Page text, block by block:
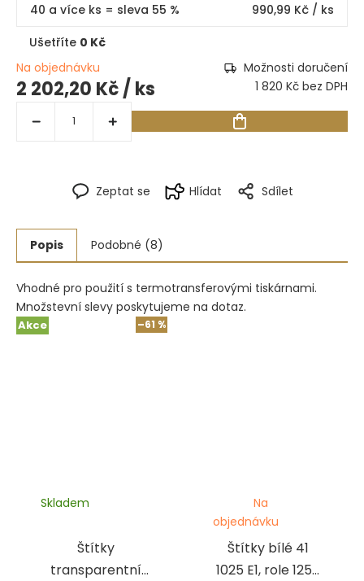
40 a více ks = sleva 55 %
990,99 Kč / ks
Ušetříte 0 Kč
Zeptat se Hlídat Sdílet
Na objednávku Možnosti doručení
2 202,20 Kč/ ks 1 820 Kč bez DPH
Popis Podobné (8)
Vhodné pro použití s termotransferovými tiskárnami.
Množstevní slevy poskytujeme na dotaz.
Akce –61 %
Štítky
transparentní
Skladem
Štítky bílé 41
1025 E1, role 1250
Na
objednávku